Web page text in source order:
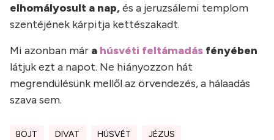
elhomályosult a nap,és a jeruzsálemi templom
szentéjének kárpitja kettészakadt.
Mi azonban már a húsvéti feltámadás fényében
látjuk ezt a napot. Ne hiányozzon hát
megrendülésünk mellől az örvendezés, a hálaadás
szava sem.
BÖJT DIVAT HÚSVÉT JÉZUS